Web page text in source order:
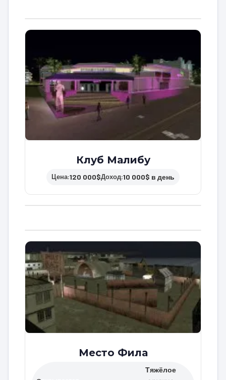
Клуб Малибу
Цена:120 000$Доход:10 000$ в день
Место Фила
Тяжёлое